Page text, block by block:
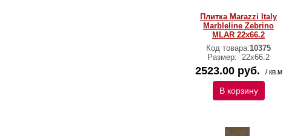
Плитка Marazzi Italy
Marbleline Zebrino
MLAR 22х66.2
Код товара:10375
Размер: 22х66.2
2523.00 руб. / кв.м
В корзину